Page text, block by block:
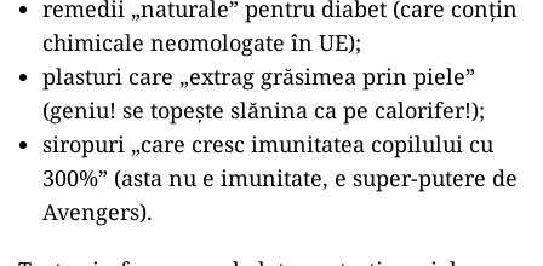
remedii „naturale” pentru diabet (care conțin
chimicale neomologate în UE);
plasturi care „extrag grăsimea prin piele”
(geniu! se topește slănina ca pe calorifer!);
siropuri „care cresc imunitatea copilului cu
300%” (asta nu e imunitate, e super-putere de
Avengers).